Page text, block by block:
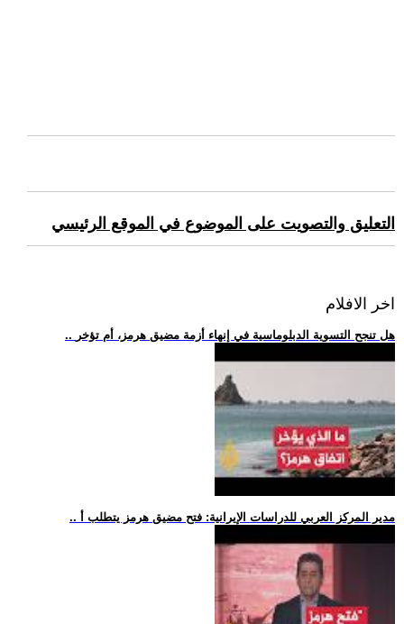
التعليق والتصويت على الموضوع في الموقع الرئيسي
اخر الافلام
.. هل تنجح التسوية الدبلوماسية في إنهاء أزمة مضيق هرمز، أم تؤخر
.. مدير المركز العربي للدراسات الإيرانية: فتح مضيق هرمز يتطلب أ